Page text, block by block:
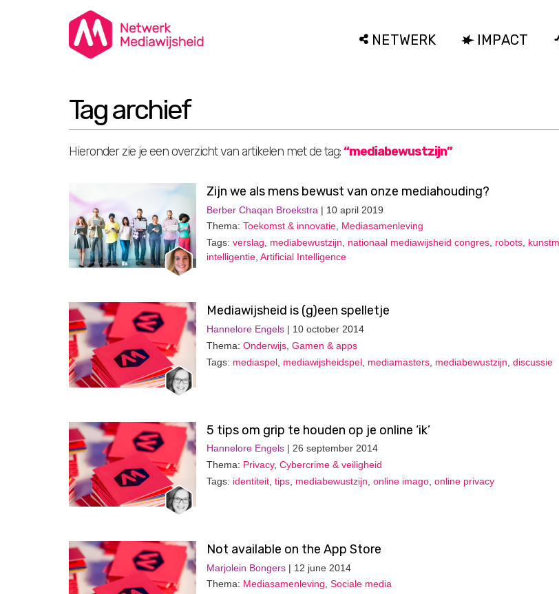
NETWERK IMPACT
Tag archief
Hieronder zie je een overzicht van artikelen met de tag:“mediabewustzijn”
Zijn we als mens bewust van onze mediahouding?
Berber Chaqan Broekstra | 10 april 2019
Thema: Toekomst & innovatie, Mediasamenleving
Tags: verslag, mediabewustzijn, nationaal mediawijsheid congres, robots,
intelligentie, Artificial Intelligence
Mediawijsheid is (g)een spelletje
Hannelore Engels | 10 october 2014
Thema: Onderwijs Gamen & apps
Tags: mediaspel mediawijsheidspel mediamasters mediabewustzijn discussie
5 tips om grip te houden op je online ‘ik’
Hannelore Engels | 26 september 2014
Thema: Privacy, Cybercrime & veiligheid
Tags: identiteit tips mediabewustzijn online imago online privacy
Not available on the App Store
Marjolein Bongers | 12 june 2014
Thema: Mediasamenleving, Sociale media